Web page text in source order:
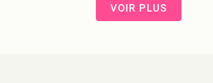
VOIR PLUS